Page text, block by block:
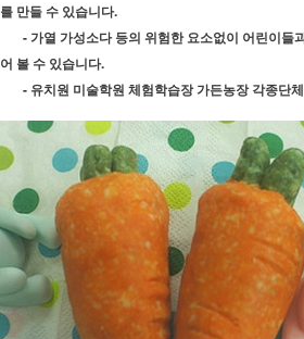
를 만들 수 있습니다.
- 가열 가성소다 등의 위험한 요소없이 어린이들
어 볼 수 있습니다.
- 유치원 미술학원 체험학습장 가든농장 각종단